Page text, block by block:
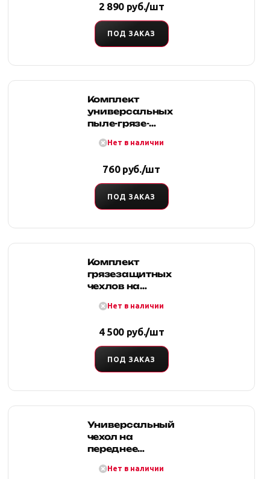
сиденья для
УАЗ ПАТРИОТ
2 890 руб./шт
ПОД ЗАКАЗ
Комплект
универсальных
пыле-грязе-
чехлов на
сиденья
Нет в наличии
760 руб./шт
ПОД ЗАКАЗ
Комплект
грязезащитных
чехлов на
заднее сиденья
Нет в наличии
4 500 руб./шт
ПОД ЗАКАЗ
Универсальный
чехол на
переднее
раздельным
Нет в наличии